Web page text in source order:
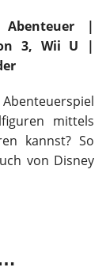
|
3, Wii U |
mittels
kannst? So
von Disney